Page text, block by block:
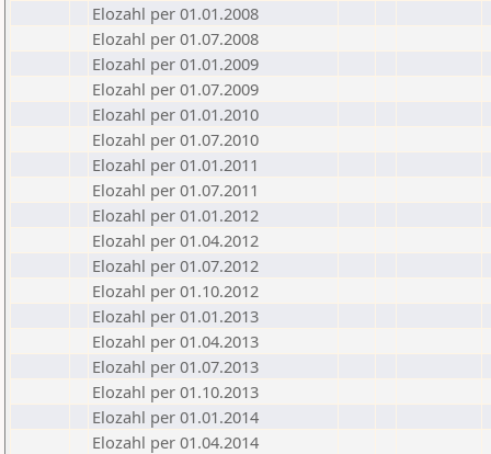
Elozahl per 01.01.2008
Elozahl per 01.07.2008
Elozahl per 01.01.2009
Elozahl per 01.07.2009
Elozahl per 01.01.2010
Elozahl per 01.07.2010
Elozahl per 01.01.2011
Elozahl per 01.07.2011
Elozahl per 01.01.2012
Elozahl per 01.04.2012
Elozahl per 01.07.2012
Elozahl per 01.10.2012
Elozahl per 01.01.2013
Elozahl per 01.04.2013
Elozahl per 01.07.2013
Elozahl per 01.10.2013
Elozahl per 01.01.2014
Elozahl per 01.04.2014